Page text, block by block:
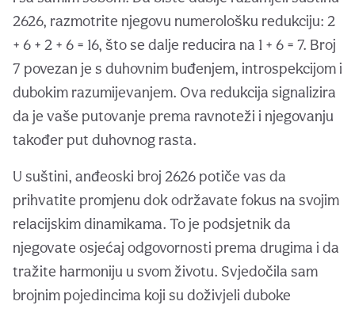
2626, razmotrite njegovu numerološku redukciju: 2
+ 6 + 2 + 6 = 16, što se dalje reducira na 1 + 6 = 7. Broj
7 povezan je s duhovnim buđenjem, introspekcijom i
dubokim razumijevanjem. Ova redukcija signalizira
da je vaše putovanje prema ravnoteži i njegovanju
također put duhovnog rasta.
U suštini, anđeoski broj 2626 potiče vas da
prihvatite promjenu dok održavate fokus na svojim
relacijskim dinamikama. To je podsjetnik da
njegovate osjećaj odgovornosti prema drugima i da
tražite harmoniju u svom životu. Svjedočila sam
brojnim pojedincima koji su doživjeli duboke